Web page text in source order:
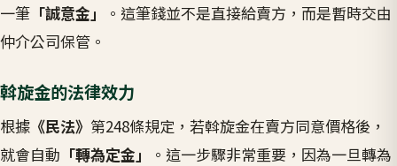
一筆 「誠意金」
。這筆錢並不是直接給賣方，而是暫時交由
仲介公司保管。
斡旋金的法律效力
根據 《民法》 第248條規定，若斡旋金在賣方同意價格後，
就會自動 「轉為定金」
。這一步驟非常重要，因為一旦轉為